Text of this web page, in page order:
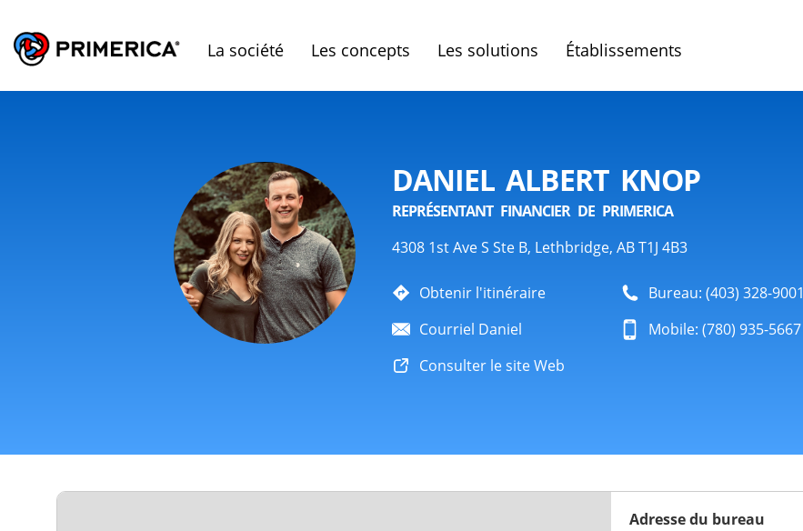
La société Les concepts Les solutions Établissements
DANIEL ALBERT KNOP
REPRÉSENTANT FINANCIER DE PRIMERICA
4308 1st Ave S Ste B, Lethbridge, AB T1J 4B3
Obtenir l'itinéraire
Courriel Daniel
Consulter le site Web
Bureau: (403) 328-9001
Mobile: (780) 935-5667
Adresse du bureau